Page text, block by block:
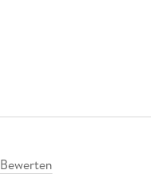
Bewerten